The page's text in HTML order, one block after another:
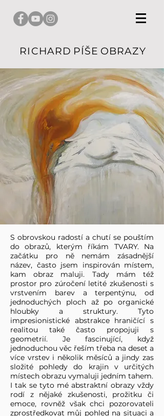
R I C H A R D P Í Š E O B R A Z Y
S obrovskou radostí a chutí se pouštím
do obrazů, kterým říkám TVARY. Na
začátku pro ně nemám zásadnější
název, často jsem inspirován místem,
kam obraz maluji. Tady mám též
prostor pro zúročení letité zkušenosti s
vrstvením barev a terpentýnu, od
jednoduchých ploch až po organické
hloubky a struktury. Tyto
impresionistické abstrakce hraničící s
realitou také často propojuji s
geometrií. Je fascinující, když
jednoduchou věc řeším třeba na deset a
více vrstev i několik měsíců a jindy zas
složité pohledy do krajin v určitých
místech obrazu vymaluji jedním tahem.
I tak se tyto mé abstraktní obrazy vždy
rodí z nějaké zkušenosti, prožitku či
emoce, rovněž však chci pozorovateli
zprostředkovat můj pohled na situaci a